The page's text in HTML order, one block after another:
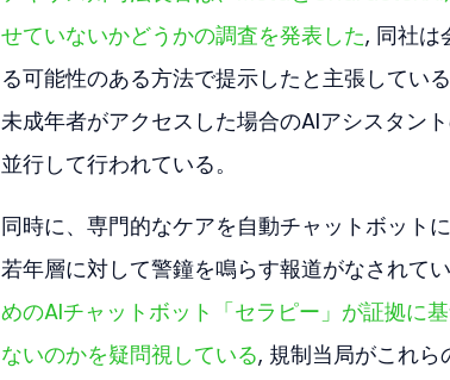
せていないかどうかの調査を発表した, 同社は
る可能性のある方法で提示したと主張してい
未成年者がアクセスした場合のAIアシスタン
並行して行われている。
同時に、専門的なケアを自動チャットボット
若年層に対して警鐘を鳴らす報道がなされてい
めのAIチャットボット「セラピー」が証拠に
ないのかを疑問視している, 規制当局がこれら